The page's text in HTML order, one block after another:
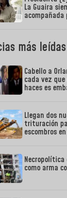
La Guaira
acompañada
más leídas
Cabello a
cada vez
haces es
Llegan dos
trituración
escombros
como arma